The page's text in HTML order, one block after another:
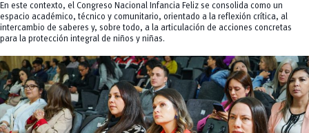
En este contexto, el Congreso Nacional Infancia Feliz se consolida como un
espacio académico, técnico y comunitario, orientado a la reflexión crítica, al
intercambio de saberes y, sobre todo, a la articulación de acciones concretas
para la protección integral de niños y niñas.